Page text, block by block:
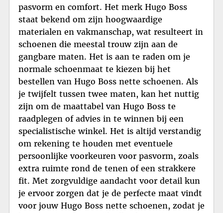
pasvorm en comfort. Het merk Hugo Boss
staat bekend om zijn hoogwaardige
materialen en vakmanschap, wat resulteert in
schoenen die meestal trouw zijn aan de
gangbare maten. Het is aan te raden om je
normale schoenmaat te kiezen bij het
bestellen van Hugo Boss nette schoenen. Als
je twijfelt tussen twee maten, kan het nuttig
zijn om de maattabel van Hugo Boss te
raadplegen of advies in te winnen bij een
specialistische winkel. Het is altijd verstandig
om rekening te houden met eventuele
persoonlijke voorkeuren voor pasvorm, zoals
extra ruimte rond de tenen of een strakkere
fit. Met zorgvuldige aandacht voor detail kun
je ervoor zorgen dat je de perfecte maat vindt
voor jouw Hugo Boss nette schoenen, zodat je